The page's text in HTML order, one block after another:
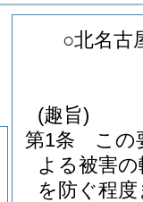
○北名古
(趣旨)
第1条
この
よる被害
を防ぐ程